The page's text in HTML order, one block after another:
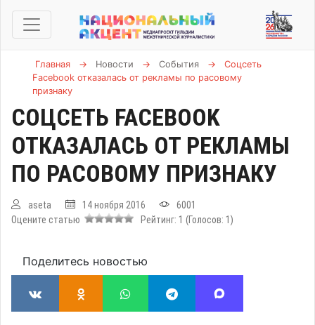
Главная → Новости → События →
Соцсеть
Facebook отказалась от рекламы по расовому
признаку
СОЦСЕТЬ FACEBOOK
ОТКАЗАЛАСЬ ОТ РЕКЛАМЫ
ПО РАСОВОМУ ПРИЗНАКУ
aseta 14 ноября 2016
6001
Оцените статью
Рейтинг: 1 (Голосов: 1 )
Поделитесь новостью